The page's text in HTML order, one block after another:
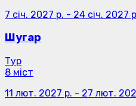
7 січ. 2027 р. - 24 січ. 2027
Шугар
Тур
8 міст
11 лют. 2027 р. - 27 лют.